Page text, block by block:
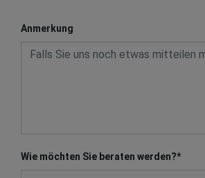
Anmerkung
Wie möchten Sie beraten werden?*